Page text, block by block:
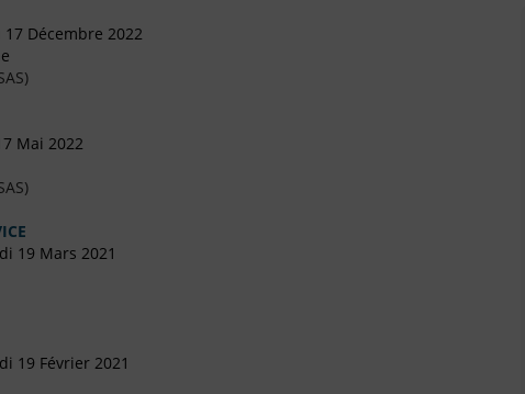
Décembre 2022
Mai 2022
19 Mars 2021
19 Février 2021